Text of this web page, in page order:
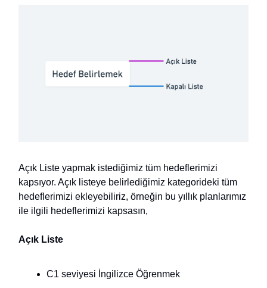
Açık Liste yapmak istediğimiz tüm hedeflerimizi
kapsıyor. Açık listeye belirlediğimiz kategorideki tüm
hedeflerimizi ekleyebiliriz, örneğin bu yıllık planlarımız
ile ilgili hedeflerimizi kapsasın,
Açık Liste
C1 seviyesi İngilizce Öğrenmek